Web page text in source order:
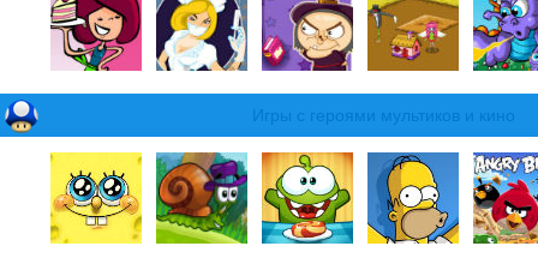
Игры с героями мультиков и кино